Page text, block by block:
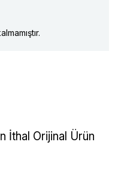
İthal Orijinal Ürün